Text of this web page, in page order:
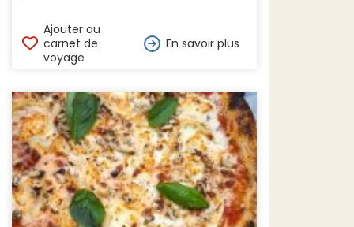
Ajouter au
carnet de
voyage
En savoir plus